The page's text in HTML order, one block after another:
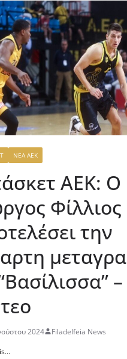
ΝΕΑ ΑΕΚ
ΑΕΚ: Ο
την
–
2024
Filadelfeia News